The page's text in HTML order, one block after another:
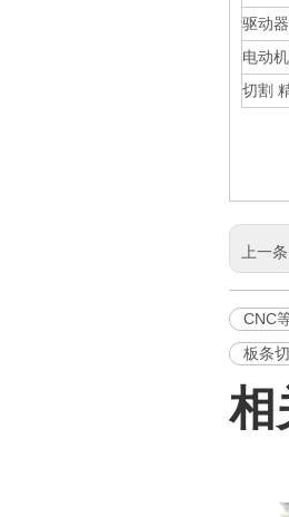
驱动
电动
切割
上一
CNC
板条
相